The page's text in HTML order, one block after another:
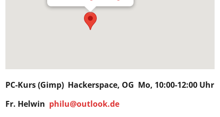
PC-Kurs (Gimp) Hackerspace, OG Mo, 10:00-12:00 Uhr
Fr. Helwin philu@outlook.de